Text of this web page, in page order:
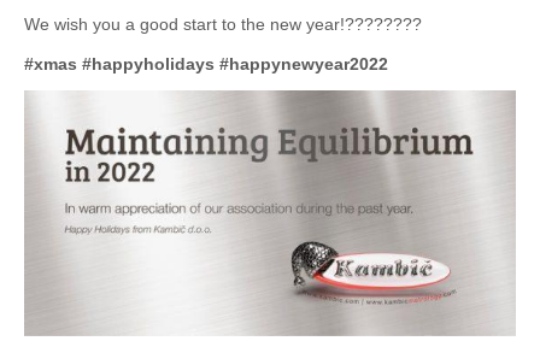
We wish you a good start to the new year!????????
#xmas #happyholidays #happynewyear2022